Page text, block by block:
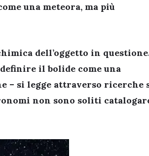
una meteora, ma più
dell’oggetto in
il bolide come una
– si legge attraverso ricerche
non sono soliti